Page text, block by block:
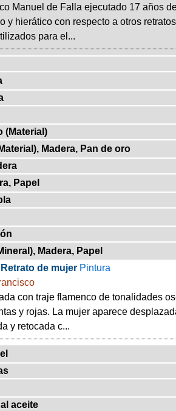
Manuel de Falla ejecutado 17 años
y hierático con respecto a otros
para el...
(Material)
Madera, Pan de oro
Papel
Madera, Papel
Retrato de mujer Pintura
con traje flamenco de tonalidades
y rojas. La mujer aparece
y retocada c...
aceite